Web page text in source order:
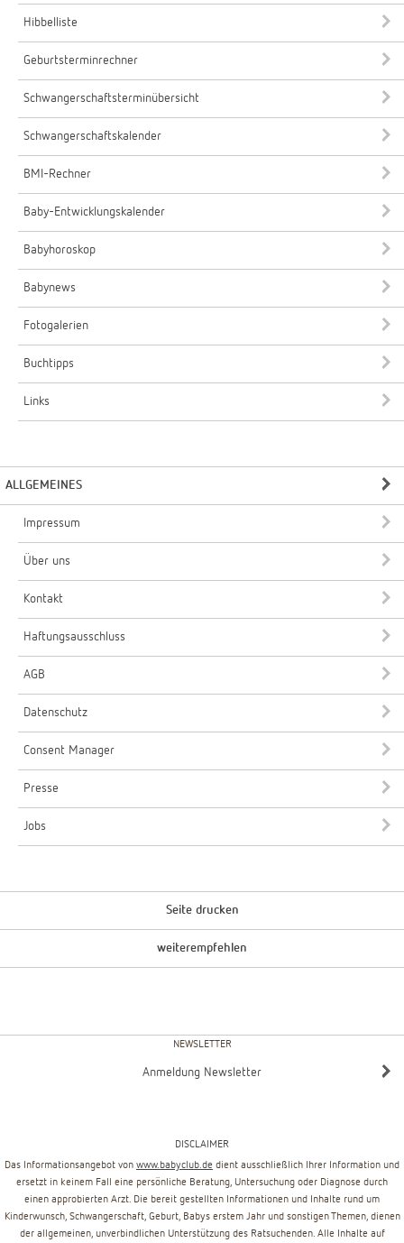
Hibbelliste
Geburtsterminrechner
Schwangerschaftsterminübersicht
Schwangerschaftskalender
BMI-Rechner
Baby-Entwicklungskalender
Babyhoroskop
Babynews
Fotogalerien
Buchtipps
Links
ALLGEMEINES
Impressum
Über uns
Kontakt
Haftungsausschluss
AGB
Datenschutz
Consent Manager
Presse
Jobs
Seite drucken
weiterempfehlen
NEWSLETTER
Anmeldung Newsletter
DISCLAIMER
Das Informationsangebot von www.babyclub.de dient ausschließlich Ihrer Information und
ersetzt in keinem Fall eine persönliche Beratung, Untersuchung oder Diagnose durch
einen approbierten Arzt. Die bereit gestellten Informationen und Inhalte rund um
Kinderwunsch, Schwangerschaft, Geburt, Babys erstem Jahr und sonstigen Themen, dienen
der allgemeinen, unverbindlichen Unterstützung des Ratsuchenden. Alle Inhalte auf